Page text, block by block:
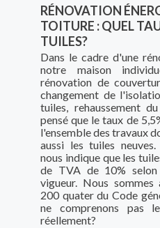
RÉNOVATION
TOITURE : QUEL
TUILES?
Dans le cadre d'une
notre maison
rénovation de
changement de
tuiles, rehaussement
pensé que le taux de
l'ensemble des travaux
aussi les tuiles
nous indique que les
de TVA de 10%
vigueur. Nous
200 quater du Code
ne comprenons pas
réellement?